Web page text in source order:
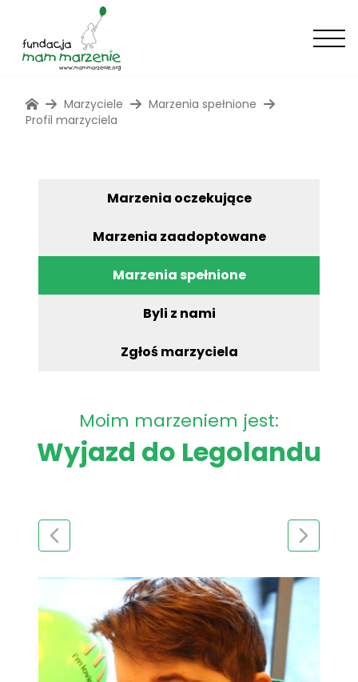
Marzyciele
Marzenia spełnione
Profil marzyciela
Marzenia oczekujące
Marzenia zaadoptowane
Marzenia spełnione
Byli z nami
Zgłoś marzyciela
Moim marzeniem jest:
Wyjazd do Legolandu